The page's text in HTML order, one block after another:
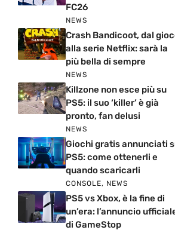
FC26
NEWS
Crash Bandicoot, dal
alla serie Netflix: sarà la
più bella di sempre
NEWS
Killzone non esce più su
PS5: il suo ‘killer’ è già
pronto, fan delusi
NEWS
Giochi gratis annunciati
PS5: come ottenerli e
quando scaricarli
CONSOLE, NEWS
PS5 vs Xbox, è la fine di
un’era: l’annuncio
di GameStop